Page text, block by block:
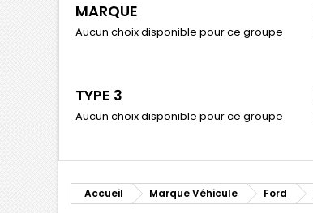
MARQUE
Aucun choix disponible pour ce groupe
TYPE 3
Aucun choix disponible pour ce groupe
Accueil Marque Véhicule Ford